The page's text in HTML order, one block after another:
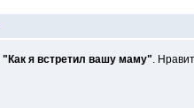
"Как я встретил вашу маму".